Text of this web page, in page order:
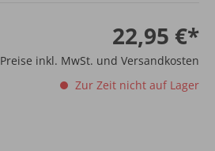
22,95 €*
Preise inkl. MwSt. und Versandkosten
Zur Zeit nicht auf Lager